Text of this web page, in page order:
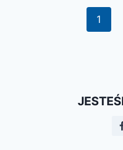
Nawigacja1